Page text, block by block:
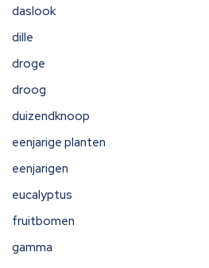
daslook
dille
droge
droog
duizendknoop
eenjarige planten
eenjarigen
eucalyptus
fruitbomen
gamma